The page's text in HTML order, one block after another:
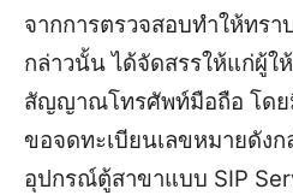
จากการตรวจสอบทำให้ทร
กล่าวนั้น ได้จัดสรรให้แก่ผู้ใ
สัญญาณโทรศัพท์มือถือ โด
ขอจดทะเบียนเลขหมายดังก
อุปกรณ์ตู้สาขาแบบ SIP